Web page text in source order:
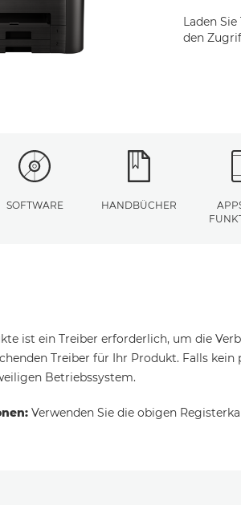
Laden
den
SOFTWARE HANDBÜCHER
ist ein Treiber erforderlich, um die
Treiber für Ihr Produkt. Falls
Betriebssystem.
Verwenden Sie die obigen